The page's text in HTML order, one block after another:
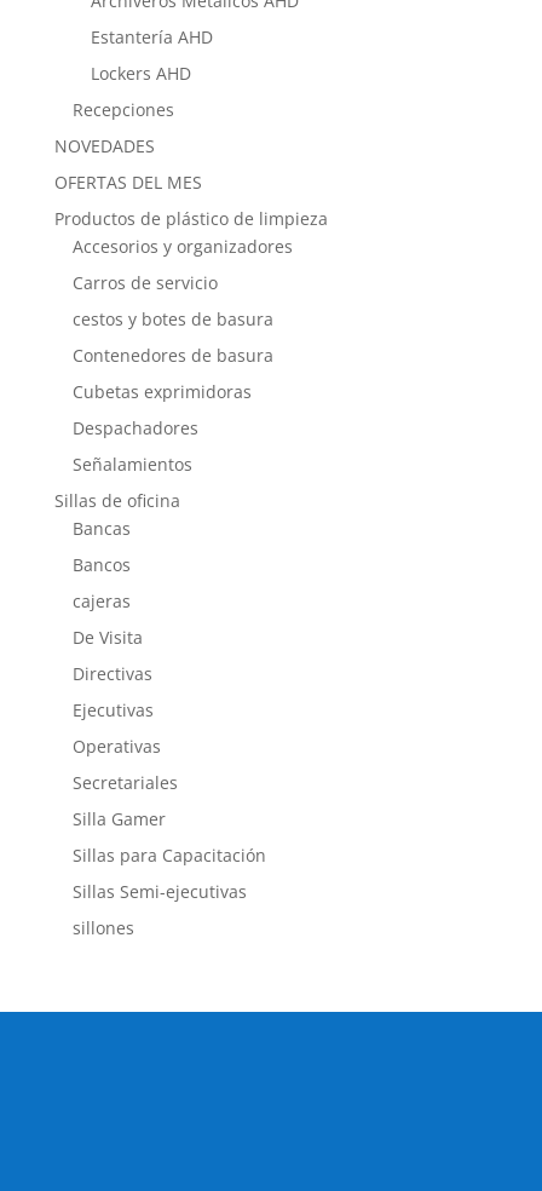
Estantería AHD
Lockers AHD
Recepciones
NOVEDADES
OFERTAS DEL MES
Productos de plástico de limpieza
Accesorios y organizadores
Carros de servicio
cestos y botes de basura
Contenedores de basura
Cubetas exprimidoras
Despachadores
Señalamientos
Sillas de oficina
Bancas
Bancos
cajeras
De Visita
Directivas
Ejecutivas
Operativas
Secretariales
Silla Gamer
Sillas para Capacitación
Sillas Semi-ejecutivas
sillones